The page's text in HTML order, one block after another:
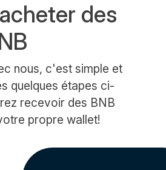
des
nous, c'est simple et
quelques étapes ci-
recevoir des BNB
propre wallet!